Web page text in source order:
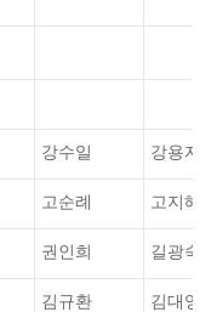
강수일 강용자
고순례 고지혜
권인희 길광숙
김규환 김대영